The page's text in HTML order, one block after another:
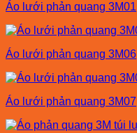
Áo lưới phản quang 3M01
Áo lưới phản quang 3M06
Áo lưới phản quang 3M07